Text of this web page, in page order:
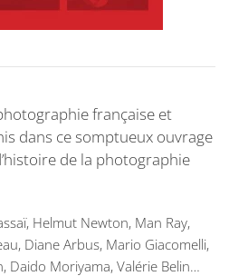
française et
dans ce somptueux ouvrage
de la photographie
Helmut Newton, Man Ray,
Diane Arbus, Mario Giacomelli,
Daido Moriyama, Valérie Belin…